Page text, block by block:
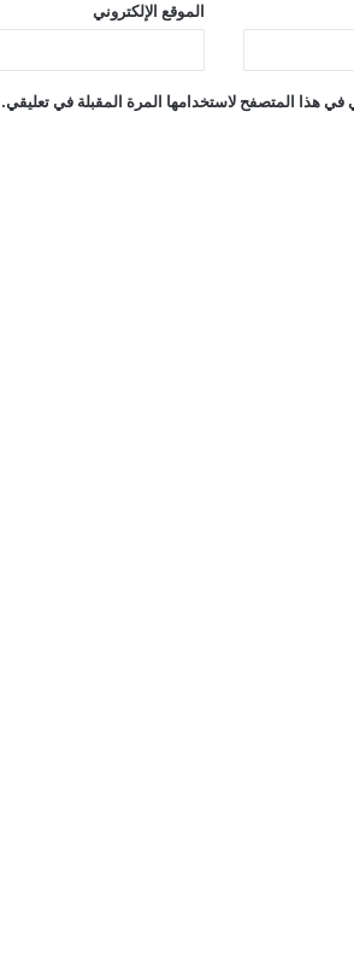
الموقع الإلكتروني
في هذا المتصفح لاستخدامها المرة المقبلة في تعليقي.